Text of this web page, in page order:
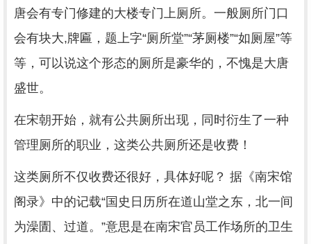
唐会有专门修建的大楼专门上厕所。一般厕所门口
会有块大,牌匾，题上字“厕所堂”“茅厕楼”“如厕屋”等
等，可以说这个形态的厕所是豪华的，不愧是大唐
盛世。
在宋朝开始，就有公共厕所出现，同时衍生了一种
管理厕所的职业，这类公共厕所还是收费！
这类厕所不仅收费还很好，具体好呢？ 据《南宋馆
阁录》中的记载“国史日历所在道山堂之东，北一间
为澡圊、过道。”意思是在南宋官员工作场所的卫生